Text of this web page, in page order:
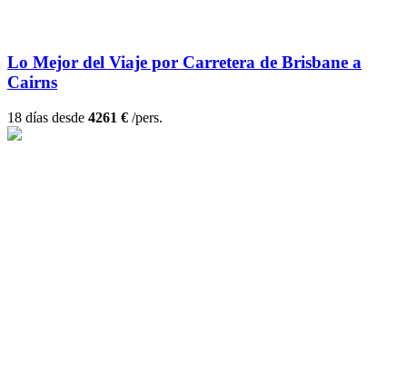
Lo Mejor del Viaje por Carretera de Brisbane a
Cairns
18 días desde 4261 € /pers.